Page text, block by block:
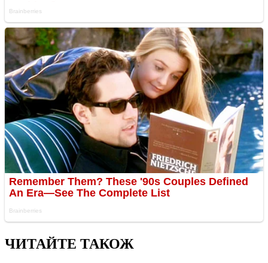
ЧИТАЙТЕ ТАКОЖ